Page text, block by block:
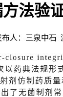
法验
人：三泉中石
closure
以药典法规
剂仿制药质
了无菌制剂